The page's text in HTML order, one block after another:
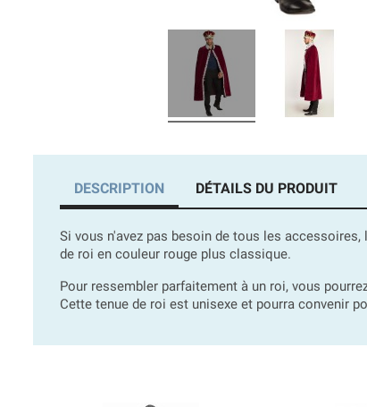
DESCRIPTION DÉTAILS DU PRODUIT
Si vous n'avez pas besoin de tous les accessoires,
de roi en couleur rouge plus classique.
Pour ressembler parfaitement à un roi, vous
Cette tenue de roi est unisexe et pourra convenir